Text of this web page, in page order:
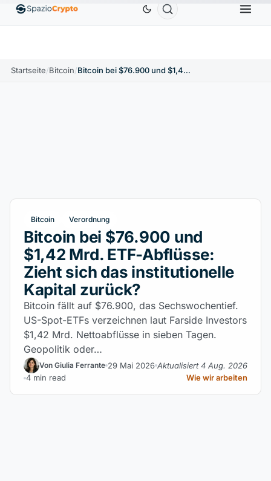
EthereumETH1.880,58 $ TetherUSDT0,9991 $ BNBBNB
Startseite/Bitcoin/ Bitcoin bei $76.900 und $1,42 Mrd. ETF-Abflüsse: Zieht sich das institutionelle Kapital zurück?
Bitcoin Verordnung
Bitcoin bei $76.900 und
$1,42 Mrd. ETF-Abflüsse:
Zieht sich das institutionelle
Kapital zurück?
Bitcoin fällt auf $76.900, das Sechswochentief.
US-Spot-ETFs verzeichnen laut Farside Investors
$1,42 Mrd. Nettoabflüsse in sieben Tagen.
Geopolitik oder…
Von Giulia Ferrante 29 Mai 2026 Aktualisiert 4 Aug. 2026
4 min read
Wie wir arbeiten